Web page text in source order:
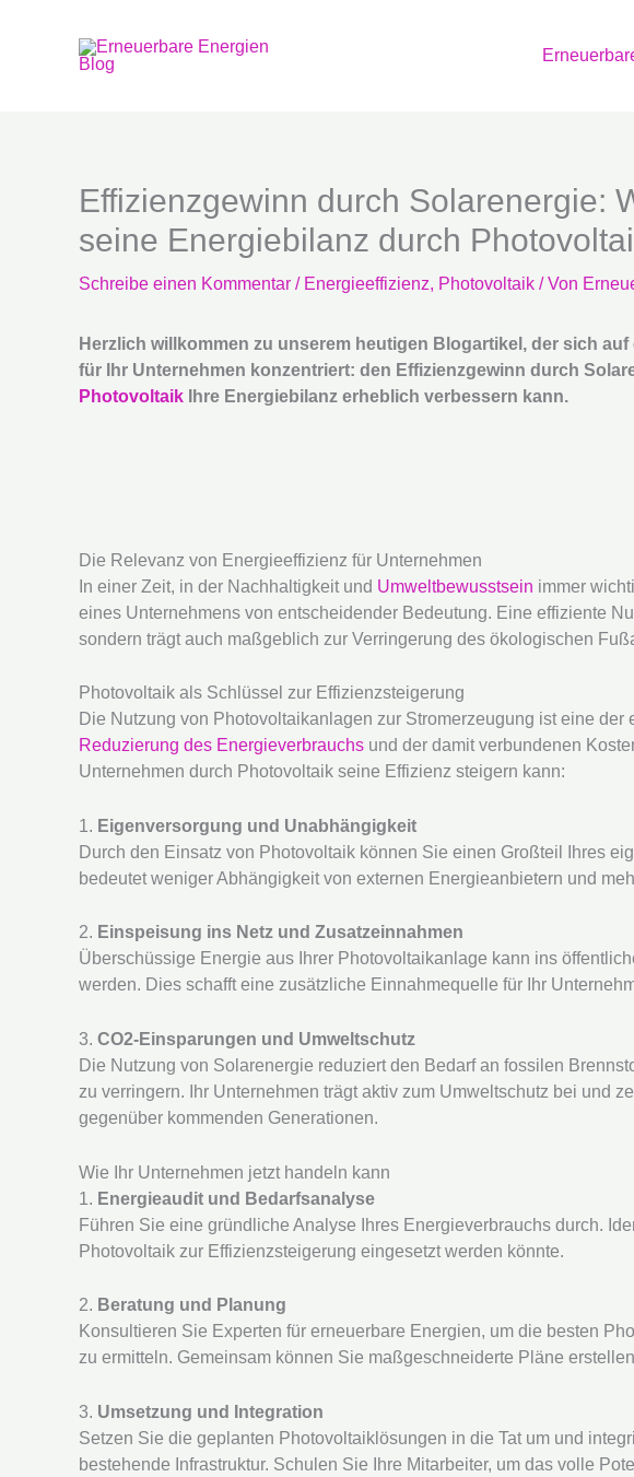
Effizienzgewinn durch Solarenergie:
seine Energiebilanz durch
Schreibe einen Kommentar / Energieeffizienz, Photovoltaik / Von
Herzlich willkommen zu unserem heutigen Blogartikel, der sich
für Ihr Unternehmen konzentriert: den Effizienzgewinn durch
Photovoltaik Ihre Energiebilanz erheblich verbessern kann.
Die Relevanz von Energieeffizienz für Unternehmen
In einer Zeit, in der Nachhaltigkeit und Umweltbewusstsein immer
eines Unternehmens von entscheidender Bedeutung. Eine effiziente
sondern trägt auch maßgeblich zur Verringerung des ökologischen
Photovoltaik als Schlüssel zur Effizienzsteigerung
Die Nutzung von Photovoltaikanlagen zur Stromerzeugung ist eine der
Reduzierung des Energieverbrauchs und der damit verbundenen
Unternehmen durch Photovoltaik seine Effizienz steigern kann:
1. Eigenversorgung und Unabhängigkeit
Durch den Einsatz von Photovoltaik können Sie einen Großteil Ihres
bedeutet weniger Abhängigkeit von externen Energieanbietern und
2. Einspeisung ins Netz und Zusatzeinnahmen
Überschüssige Energie aus Ihrer Photovoltaikanlage kann ins
werden. Dies schafft eine zusätzliche Einnahmequelle für Ihr
3. CO2-Einsparungen und Umweltschutz
Die Nutzung von Solarenergie reduziert den Bedarf an fossilen
zu verringern. Ihr Unternehmen trägt aktiv zum Umweltschutz bei und
gegenüber kommenden Generationen.
Wie Ihr Unternehmen jetzt handeln kann
1. Energieaudit und Bedarfsanalyse
Führen Sie eine gründliche Analyse Ihres Energieverbrauchs durch.
Photovoltaik zur Effizienzsteigerung eingesetzt werden könnte.
2. Beratung und Planung
Konsultieren Sie Experten für erneuerbare Energien, um die besten
zu ermitteln. Gemeinsam können Sie maßgeschneiderte Pläne
3. Umsetzung und Integration
Setzen Sie die geplanten Photovoltaiklösungen in die Tat um und
bestehende Infrastruktur. Schulen Sie Ihre Mitarbeiter, um das volle